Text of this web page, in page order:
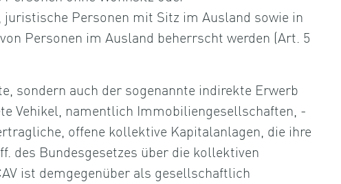
Personen mit Sitz im Ausland sowie in
Personen im Ausland beherrscht werden (Art. 5
sondern auch der sogenannte indirekte Erwerb
Vehikel, namentlich Immobiliengesellschaften, -
offene kollektive Kapitalanlagen, die ihre
des Bundesgesetzes über die kollektiven
ist demgegenüber als gesellschaftlich